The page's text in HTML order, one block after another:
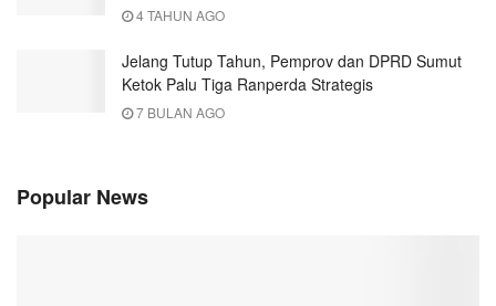
4 TAHUN AGO
Jelang Tutup Tahun, Pemprov dan DPRD Sumut
Ketok Palu Tiga Ranperda Strategis
7 BULAN AGO
Popular News